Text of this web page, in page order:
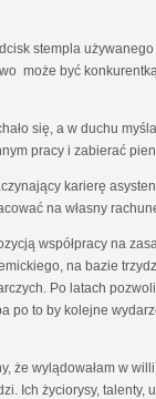
stempla
może być
się, a w duchu
pracy i zabierać
karierę
na własny
współpracy na
na bazie
Po latach
to by kolejne
wylądowałam w
Ich życiorysy,